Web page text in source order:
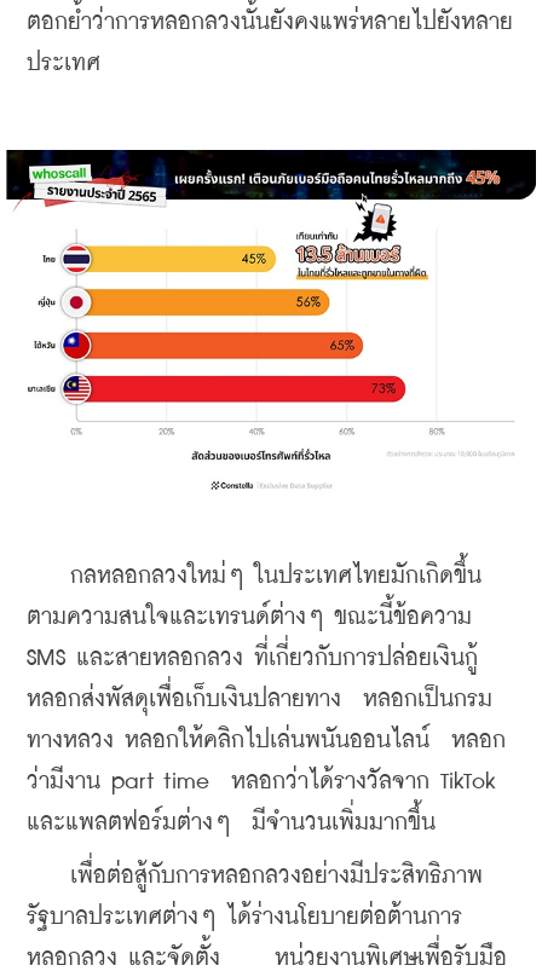
ตอกย้ำว่าการหลอกลวงนั้นยังคงแพร่หลายไปยังหลาย
ประเทศ
กลหลอกลวงใหม่ๆ ในประเทศไทยมักเกิดขึ้น
ตามความสนใจและเทรนด์ต่างๆ ขณะนี้ข้อความ
SMS และสายหลอกลวง ที่เกี่ยวกับการปล่อยเงินกู้
หลอกส่งพัสดุเพื่อเก็บเงินปลายทาง  หลอกเป็นกรม
ทางหลวง หลอกให้คลิกไปเล่นพนันออนไลน์  หลอก
ว่ามีงาน part time  หลอกว่าได้รางวัลจาก TikTok
และแพลตฟอร์มต่างๆ  มีจำนวนเพิ่มมากขึ้น
เพื่อต่อสู้กับการหลอกลวงอย่างมีประสิทธิภาพ
รัฐบาลประเทศต่างๆ ได้ร่างนโยบายต่อต้านการ
หลอกลวง และจัดตั้ง     หน่วยงานพิเศษเพื่อรับมือ